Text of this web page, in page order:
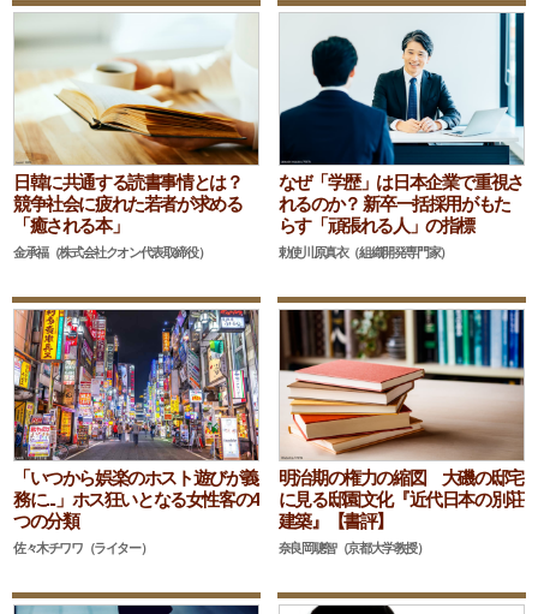
日韓に共通する読書事情とは？
競争社会に疲れた若者が求める
「癒される本」
金承福（株式会社クオン代表取締役）
なぜ「学歴」は日本企業で重視さ
れるのか？ 新卒一括採用がもた
らす「頑張れる人」の指標
勅使川原真衣（組織開発専門家）
「いつから娯楽のホスト遊びが義
務に...」ホス狂いとなる女性客の4
つの分類
佐々木チワワ（ライター）
明治期の権力の縮図 大磯の邸宅
に見る邸園文化『近代日本の別荘
建築』【書評】
奈良岡聰智（京都大学教授）